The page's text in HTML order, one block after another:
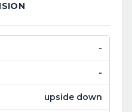
-
-
upside down